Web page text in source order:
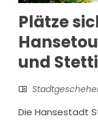
Plätze
und
Die Hansestadt